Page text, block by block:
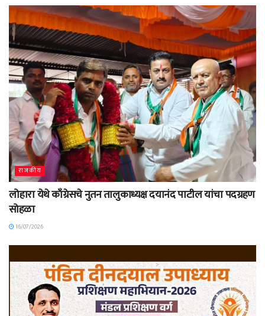
राजकीय
लोहारा येथे काँग्रेसचे नुतन तालुकाध्यक्ष दयानंद पाटील यांचा पदग्रहण
सोहळा
16/07/2026